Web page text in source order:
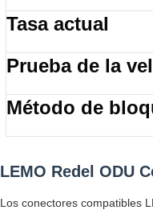
Tasa actual
Prueba de la
Método de
LEMO Redel ODU
Los conectores compatibles